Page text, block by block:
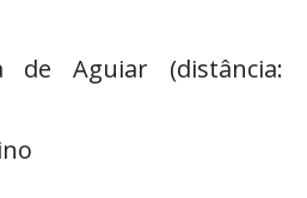
de Aguiar (distância: